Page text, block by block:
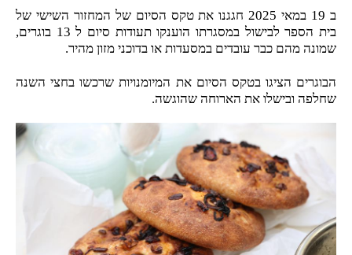
ב 19 במאי 2025 חגגנו את טקס הסיום של המחזור השישי של
בית הספר לבישול במסגרתו הוענקו תעודות סיום ל 13 בוגרים,
שמונה מהם כבר עובדים במסעדות או בדוכני מזון מהיר.
הבוגרים הציגו בטקס הסיום את המיומנויות שרכשו בחצי השנה
שחלפה ובישלו את הארוחה שהוגשה.